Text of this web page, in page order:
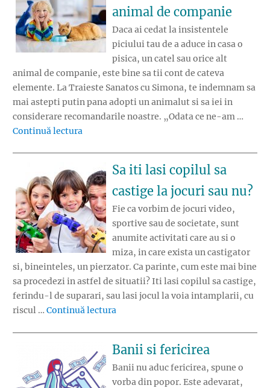
animal de companie
Daca ai cedat la insistentele
piciului tau de a aduce in casa o
pisica, un catel sau orice alt
animal de companie, este bine sa tii cont de cateva
elemente. La Traieste Sanatos cu Simona, te indemnam sa
mai astepti putin pana adopti un animalut si sa iei in
considerare recomandarile noastre. „Odata ce ne-am …
Continuă lectura
Sa iti lasi copilul sa
castige la jocuri sau nu?
Fie ca vorbim de jocuri video,
sportive sau de societate, sunt
anumite activitati care au si o
miza, in care exista un castigator
si, bineinteles, un pierzator. Ca parinte, cum este mai bine
sa procedezi in astfel de situatii? Iti lasi copilul sa castige,
ferindu-l de suparari, sau lasi jocul la voia intamplarii, cu
riscul … Continuă lectura
Banii si fericirea
Banii nu aduc fericirea, spune o
vorba din popor. Este adevarat,